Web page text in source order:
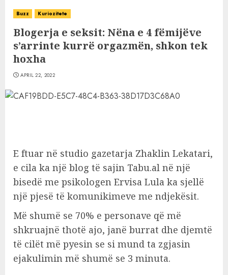
Buzz Kuriozitete
Blogerja e seksit: Nëna e 4 fëmijëve
s’arrinte kurrë orgazmën, shkon tek
hoxha
APRIL 22, 2022
E ftuar në studio gazetarja Zhaklin Lekatari,
e cila ka një blog të sajin Tabu.al në një
bisedë me psikologen Ervisa Lula ka sjellë
një pjesë të komunikimeve me ndjekësit.
Më shumë se 70% e personave që më
shkruajnë thotë ajo, janë burrat dhe djemtë
të cilët më pyesin se si mund ta zgjasin
ejakulimin më shumë se 3 minuta.